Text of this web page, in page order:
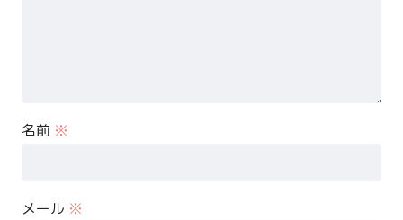
名前 ※
メール ※